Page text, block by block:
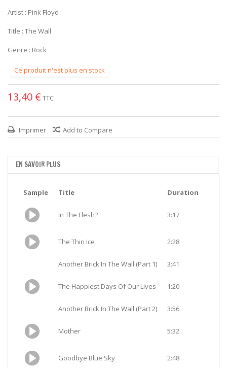
Artist : Pink Floyd
Title : The Wall
Genre : Rock
Ce produit n'est plus en stock
13,40 € TTC
Imprimer Add to Compare
EN SAVOIR PLUS
Sample Title Duration
In The Flesh? 3:17
The Thin Ice 2:28
Another Brick In The Wall (Part 1) 3:41
The Happiest Days Of Our Lives 1:20
Another Brick In The Wall (Part 2) 3:56
Mother 5:32
Goodbye Blue Sky 2:48